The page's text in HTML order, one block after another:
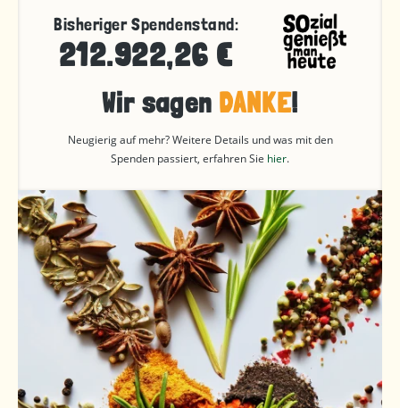
Bisheriger Spendenstand:
212.922,26 €
Wir sagen DANKE!
Neugierig auf mehr? Weitere Details und was mit den
Spenden passiert, erfahren Sie hier.